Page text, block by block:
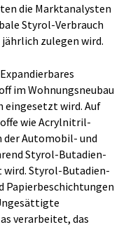
die Marktanalysten
Styrol-Verbrauch
zulegen wird.
im Wohnungsneubau
eingesetzt wird. Auf
wie Acrylnitril-
der Automobil- und
Styrol-Butadien-
wird. Styrol-Butadien-
Papierbeschichtungen
verarbeitet, das